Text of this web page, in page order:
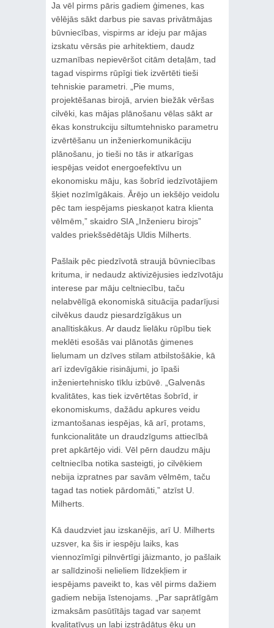
Ja vēl pirms pāris gadiem ģimenes, kas
vēlējās sākt darbus pie savas privātmājas
būvniecības, vispirms ar ideju par mājas
izskatu vērsās pie arhitektiem, daudz
uzmanības nepievēršot citām detaļām, tad
tagad vispirms rūpīgi tiek izvērtēti tieši
tehniskie parametri. „Pie mums,
projektēšanas birojā, arvien biežāk vēršas
cilvēki, kas mājas plānošanu vēlas sākt ar
ēkas konstrukciju siltumtehnisko parametru
izvērtēšanu un inženierkomunikāciju
plānošanu, jo tieši no tās ir atkarīgas
iespējas veidot energoefektīvu un
ekonomisku māju, kas šobrīd iedzīvotājiem
šķiet nozīmīgākais. Ārējo un iekšējo veidolu
pēc tam iespējams pieskaņot katra klienta
vēlmēm,” skaidro SIA „Inženieru birojs”
valdes priekšsēdētājs Uldis Milherts.
Pašlaik pēc piedzīvotā straujā būvniecības
krituma, ir nedaudz aktivizējusies iedzīvotāju
interese par māju celtniecību, taču
nelabvēlīgā ekonomiskā situācija padarījusi
cilvēkus daudz piesardzīgākus un
analītiskākus. Ar daudz lielāku rūpību tiek
meklēti esošās vai plānotās ģimenes
lielumam un dzīves stilam atbilstošākie, kā
arī izdevīgākie risinājumi, jo īpaši
inženiertehnisko tīklu izbūvē. „Galvenās
kvalitātes, kas tiek izvērtētas šobrīd, ir
ekonomiskums, dažādu apkures veidu
izmantošanas iespējas, kā arī, protams,
funkcionalitāte un draudzīgums attiecībā
pret apkārtējo vidi. Vēl pērn daudzu māju
celtniecība notika sasteigti, jo cilvēkiem
nebija izpratnes par savām vēlmēm, taču
tagad tas notiek pārdomāti,” atzīst U.
Milherts.
Kā daudzviet jau izskanējis, arī U. Milherts
uzsver, ka šis ir iespēju laiks, kas
viennozīmīgi pilnvērtīgi jāizmanto, jo pašlaik
ar salīdzinoši nelieliem līdzekļiem ir
iespējams paveikt to, kas vēl pirms dažiem
gadiem nebija īstenojams. „Par saprātīgām
izmaksām pasūtītājs tagad var saņemt
kvalitatīvus un labi izstrādātus ēku un